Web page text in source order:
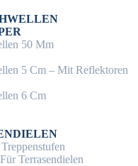
50 Mm
5 Cm – Mit Reflektoren
6 Cm
Terrasendielen